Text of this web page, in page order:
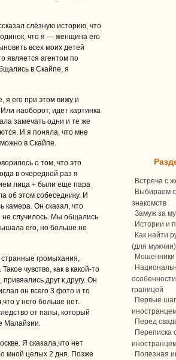
слёзную историю, что
что я — женщина его
всех моих детей
является агентом по
в Скайпе, я
я его при этом вижу и
наоборот, идет картинка
замечать одни и те же
И я поняла, что мне
в Скайпе.
о том, что это
в очередной раз я
лица + были еще пара
об этом собеседнику. И
камера. Он сказал, что
не случилось. Мы общались
его, но больше не
странные громыхания,
чувство, как в какой-то
друг к другу. Он
он всего 3 фото и то
у него больше нет.
от папы, который
Малайзии.
Я сказала,что нет
мной целых 2 дня. Позже
Встреча с
Выбираем
знакомств
Замуж за
Истории и
Как найти
(для мужчин)
Мошенники
границей
Первые
Перед
Переписка
Полезная